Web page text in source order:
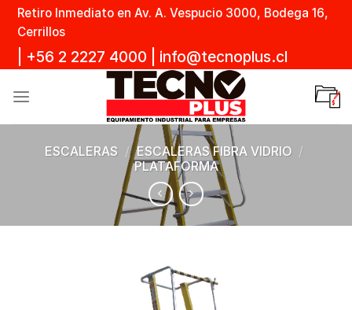
Skip
content
Retiro Inmediato en Av. A. Vespucio 3000, Bodega 16,
Cerrillos
+56 2 2227 4000 info@tecnoplus.cl
ESCALERAS / ESCALERAS FIBRA VIDRIO /
PLATAFORMA